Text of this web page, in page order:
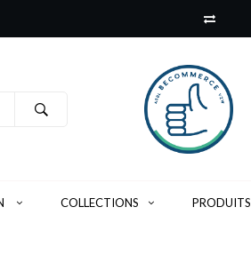
COLLECTIONS PRODUITS